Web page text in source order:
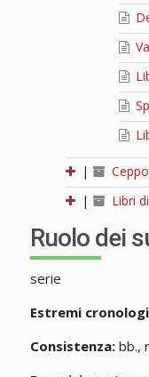
|
|
Libri
Ruolo dei
serie
Estremi
Consistenza:bb.,